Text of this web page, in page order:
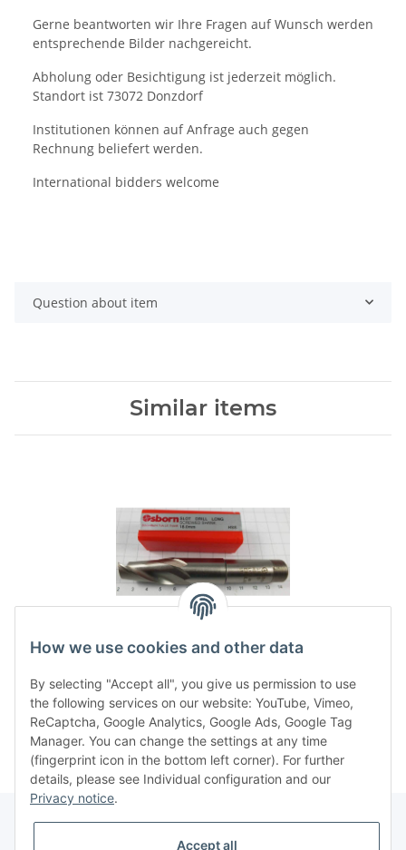
Gerne beantworten wir Ihre Fragen auf Wunsch werden
entsprechende Bilder nachgereicht.
Abholung oder Besichtigung ist jederzeit möglich.
Standort ist 73072 Donzdorf
Institutionen können auf Anfrage auch gegen
Rechnung beliefert werden.
International bidders welcome
Question about item
Similar items
Schaftfräser 18 mm HSS
mm lang neu NOS OVP
27,36 €*
How we use cookies and other data
By selecting "Accept all", you give us permission to use
the following services on our website: YouTube, Vimeo,
ReCaptcha, Google Analytics, Google Ads, Google Tag
Manager. You can change the settings at any time
(fingerprint icon in the bottom left corner). For further
details, please see Individual configuration and our
Privacy notice.
Accept all